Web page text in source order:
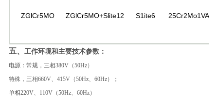
ZGlCr5MO ZGlCr5MO+Slite12 S1ite6 25Cr2Mo1VA
五、 工作环境和主要技术参数：
电源：常规，三相380V（50Hz）
特殊，三相660V、415V（50Hz、60Hz）；
单相220V、110V（50Hz、60Hz）